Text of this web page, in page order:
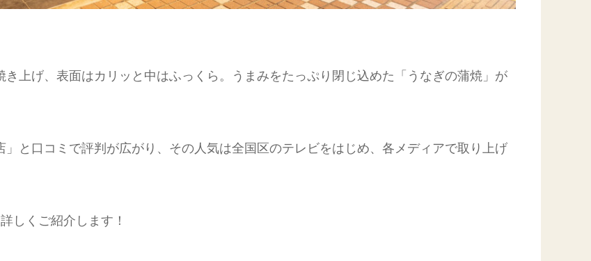
上げ、表面はカリッと中はふっくら。うまみをたっぷり閉じ込めた「うなぎの蒲焼」が
」と口コミで評判が広がり、その人気は全国区のテレビをはじめ、各メディアで取り上げ
しくご紹介します！